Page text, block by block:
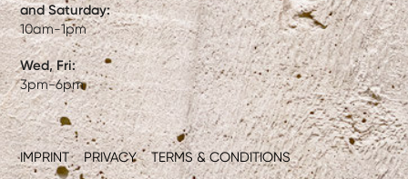
IMPRINT PRIVACY TERMS & CONDITIONS
and Saturday:
10am-1pm
Wed, Fri:
3pm-6pm